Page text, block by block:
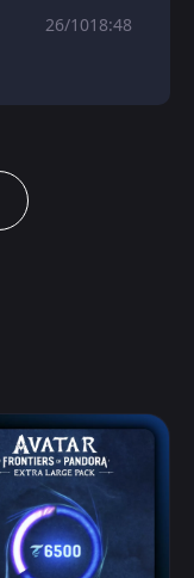
26/1018:48